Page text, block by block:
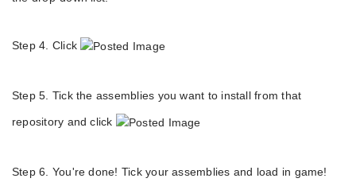
Step 4. Click
Step 5. Tick the assemblies you want to install from that
repository and click
Step 6. You're done! Tick your assemblies and load in game!